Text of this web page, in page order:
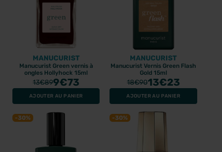
MANUCURIST
Manucurist Green vernis à
ongles Hollyhock 15ml
13€899€73
AJOUTER AU PANIER
MANUCURIST
Manucurist Vernis Green Flash
Gold 15ml
18€9013€23
AJOUTER AU PANIER
-30% -30%